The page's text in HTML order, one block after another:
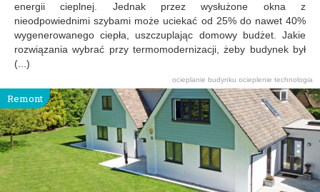
energii cieplnej. Jednak przez wysłużone okna z
nieodpowiednimi szybami może uciekać od 25% do nawet 40%
wygenerowanego ciepła, uszczuplając domowy budżet. Jakie
rozwiązania wybrać przy termomodernizacji, żeby budynek był
(...)
ocieplanie budynku ocieplenie technologia
Remont